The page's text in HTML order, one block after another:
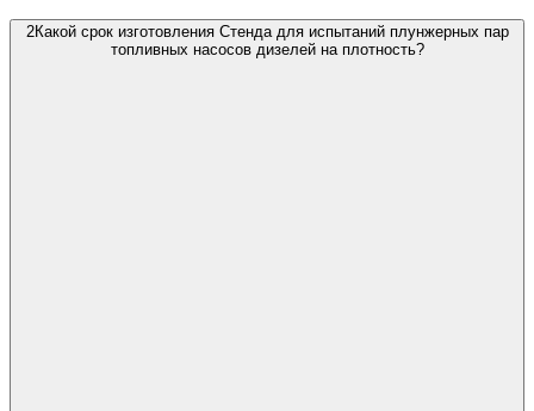
2Какой срок изготовления Стенда для испытаний плунжерных пар
топливных насосов дизелей на плотность?